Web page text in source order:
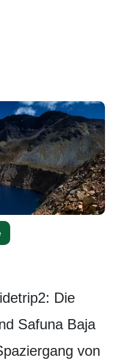
Die
Safuna Baja
von